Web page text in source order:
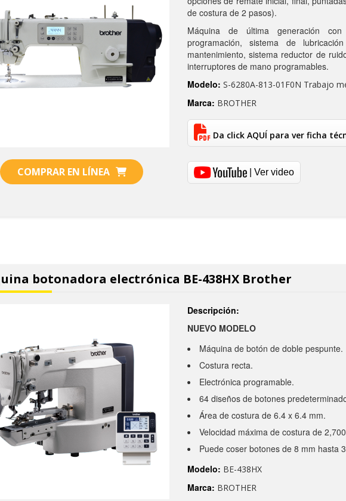
COMPRAR EN LÍNEA
de costura de 2 pasos).
Máquina de última generación
programación, sistema de
mantenimiento, sistema reductor de
interruptores de mano programables.
Modelo: S-6280A-813-01F0N Trabajo
Marca: BROTHER
Da click AQUÍ para ver ficha
| Ver video
botonadora electrónica BE-438HX Brother
Descripción:
NUEVO MODELO
Máquina de botón de doble pespunte.
Costura recta.
Electrónica programable.
64 diseños de botones
Área de costura de 6.4 x 6.4 mm.
Velocidad máxima de costura de
Puede coser botones de 8 mm hasta
Modelo: BE-438HX
Marca: BROTHER